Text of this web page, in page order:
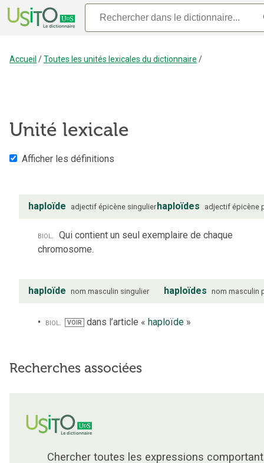
Accueil /Toutes les unités lexicales du dictionnaire /
Unité lexicale
Afficher les définitions
haploïde adjectif épicène singulierhaploïdes adjectif épicène
biol. Qui contient un seul exemplaire de chaque
chromosome.
haploïde nom masculin singulier haploïdes nom masculin
biol. VOIR dans l’article « haploïde»
Recherches associées
Chercher toutes les expressions